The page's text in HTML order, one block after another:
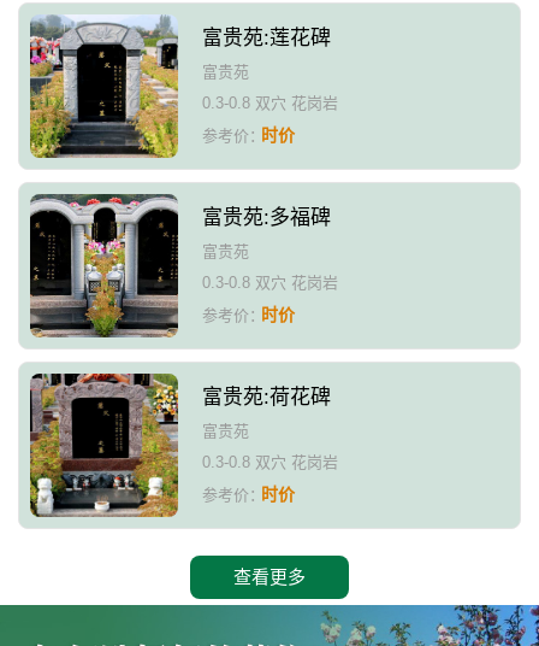
富贵苑:莲花碑
富贵苑
0.3-0.8 双穴 花岗岩
参考价：时价
富贵苑:多福碑
富贵苑
0.3-0.8 双穴 花岗岩
参考价：时价
富贵苑:荷花碑
富贵苑
0.3-0.8 双穴 花岗岩
参考价：时价
查看更多